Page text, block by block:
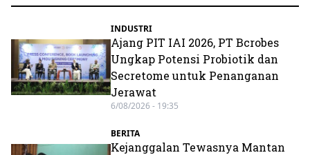
INDUSTRI
Ajang PIT IAI 2026, PT Bcrobes
Ungkap Potensi Probiotik dan
Secretome untuk Penanganan
Jerawat
6/08/2026 - 19:35
BERITA
Kejanggalan Tewasnya Mantan